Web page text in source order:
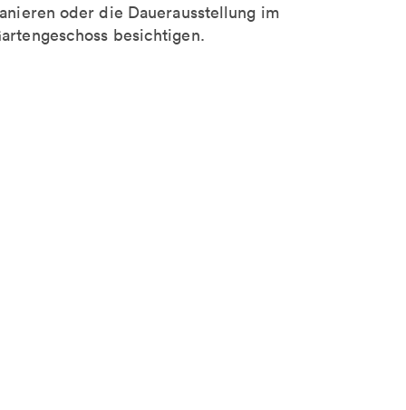
oder die Dauerausstellung im
besichtigen.